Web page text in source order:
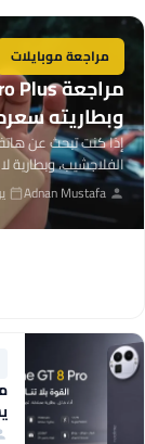
مراجعة موبايلات
وبطاريته
إذا كنت تبحث عن
الفلاجشيب، وبطارية
Adnan Mustafa